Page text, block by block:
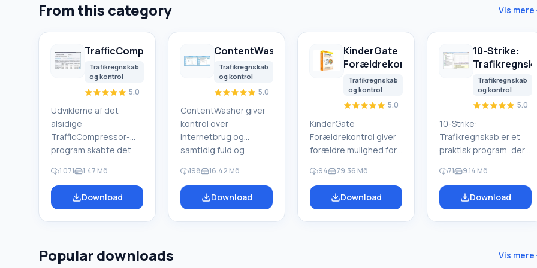
From this category Vis mere
TrafficCompressor
Trafikregnskab
og kontrol
5.0
Udviklerne af det
alsidige
TrafficCompressor-
program skabte det
at spare tid. Det
adskiller sig fra sine
modparter ved, at det
modtages over det
1 071 1.47 Мб
Download
ContentWasher
Trafikregnskab
og kontrol
5.0
ContentWasher giver
kontrol over
internetbrug og
samtidig fuld og
forældrekontrol over
teenagere og
beskyttelse mod at se
198 16.42 Мб
Download
KinderGate
Forældrekontrol
Trafikregnskab
og kontrol
5.0
KinderGate
Forældrekontrol giver
forældre mulighed for
børns adgang til
internettet. Forældre
kan manuelt blokere
94 79.36 Мб
Download
10-Strike:
Trafikregnskab
og kontrol
5.0
10-Strike:
Trafikregnskab er et
praktisk program, der
netværkstrafik på
switches, bærbare
computere,
forbundet til det
71 9.14 Мб
Download
Popular downloads Vis mere